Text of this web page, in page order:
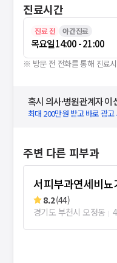
진료시간
진료 전 야간진료
목요일14:00 - 21:00
※ 방문 전 전화를 통해 진료
혹시 의사·병원관계자 이
최대 200만원 받고 바로 광
주변 다른 피부과
서피부과연세비뇨
8.2(44)
경기도 부천시 오정동